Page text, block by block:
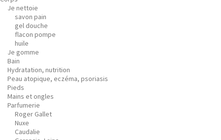
Je nettoie
savon pain
gel douche
flacon pompe
huile
Je gomme
Bain
Hydratation, nutrition
Peau atopique, eczéma, psoriasis
Pieds
Mains et ongles
Parfumerie
Roger Gallet
Nuxe
Caudalie